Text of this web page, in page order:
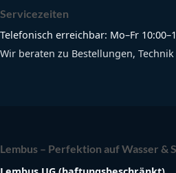
Servicezeiten
Telefonisch erreichbar: Mo–Fr
Wir beraten zu Bestellungen,
Lembus – Perfektion auf Wasser &